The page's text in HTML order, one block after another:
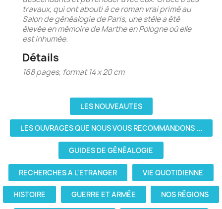
travaux, qui ont abouti à ce roman vrai primé au
Salon de généalogie de Paris, une stèle a été
élevée en mémoire de Marthe en Pologne où elle
est inhumée.
Détails
168 pages, format 14 x 20 cm
LES NOUVEAUTES
LES OUVRAGES QUE NOUS VOUS RECOMMANDONS ...
GUIDES DE GÉNÉALOGIE
RECHERCHES A L'ETRANGER VIE QUOTIDIENNE
HISTOIRE GUERRE ET ARMÉE NOS RÉGIONS